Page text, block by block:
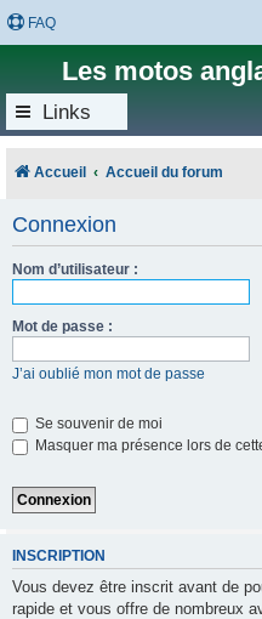
FAQ
Les motos
Links
Accueil Accueil du forum
Connexion
Nom d’utilisateur :
Mot de passe :
J’ai oublié mon mot de passe
Se souvenir de moi
Masquer ma présence lors de
INSCRIPTION
Vous devez être inscrit avant de
rapide et vous offre de nombreux